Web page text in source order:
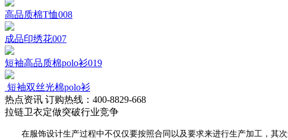
高品质棉T恤008
成品印绣花007
短袖高品质棉polo衫019
短袖双丝光棉polo衫
热点资讯 订购热线：400-8829-668
拉链卫衣定做突破行业竞争
在服饰设计生产过程中不仅仅要按照合同以及要求来进行生产加工，其次